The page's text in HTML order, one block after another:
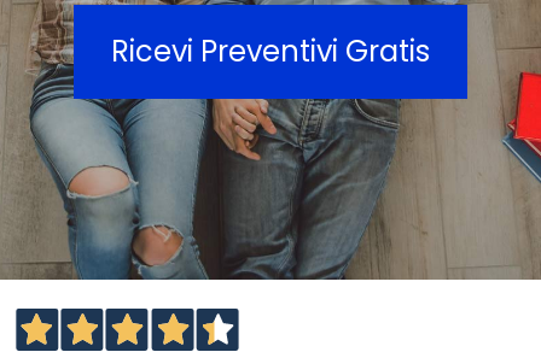
Ricevi Preventivi Gratis